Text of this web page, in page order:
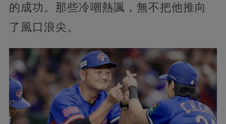
的成功。那些冷嘲熱諷，無不把他推向
了風口浪尖。